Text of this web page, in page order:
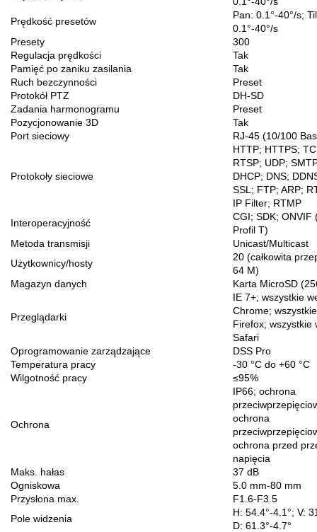
Prędkość presetów
Pan: 0.1°-40°/s;
0.1°-40°/s
Presety
300
Regulacja prędkości
Tak
Pamięć po zaniku zasilania
Tak
Ruch bezczynności
Preset
Protokół PTZ
DH-SD
Zadania harmonogramu
Preset
Pozycjonowanie 3D
Tak
Port sieciowy
RJ-45 (10/100
Protokoły sieciowe
HTTP; HTTPS;
RTSP; UDP;
DHCP; DNS;
SSL; FTP; ARP;
IP Filter; RTMP
Interoperacyjność
CGI; SDK; ONVIF
Profil T)
Metoda transmisji
Unicast/Multicast
Użytkownicy/hosty
20 (całkowita
64 M)
Magazyn danych
Karta MicroSD
Przeglądarki
IE 7+; wszystkie
Chrome;
Firefox; wszystkie
Safari
Oprogramowanie zarządzające
DSS Pro
Temperatura pracy
-30 °C do +60 °C
Wilgotność pracy
≤95%
Ochrona
IP66; ochrona
ochrona
ochrona przed
napięcia
Maks. hałas
37 dB
Ogniskowa
5.0 mm-80 mm
Przysłona max.
F1.6-F3.5
Pole widzenia
H: 54.4°-4.1°; V:
D: 61.3°-4.7°